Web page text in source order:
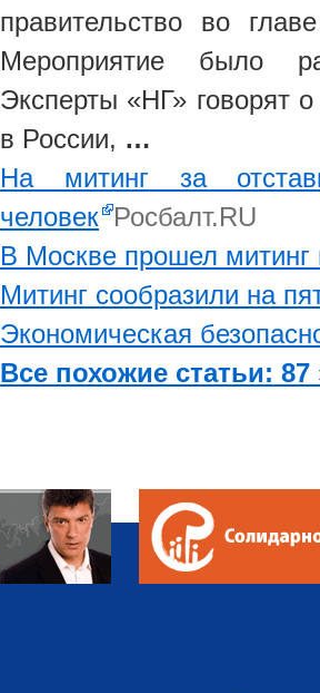
правительство во
Мероприятие было
Эксперты «НГ» говорят
в России, …
На митинг за
человек Росбалт.RU
В Москве прошел митинг
Митинг сообразили на
Экономическая
Все похожие статьи: 87